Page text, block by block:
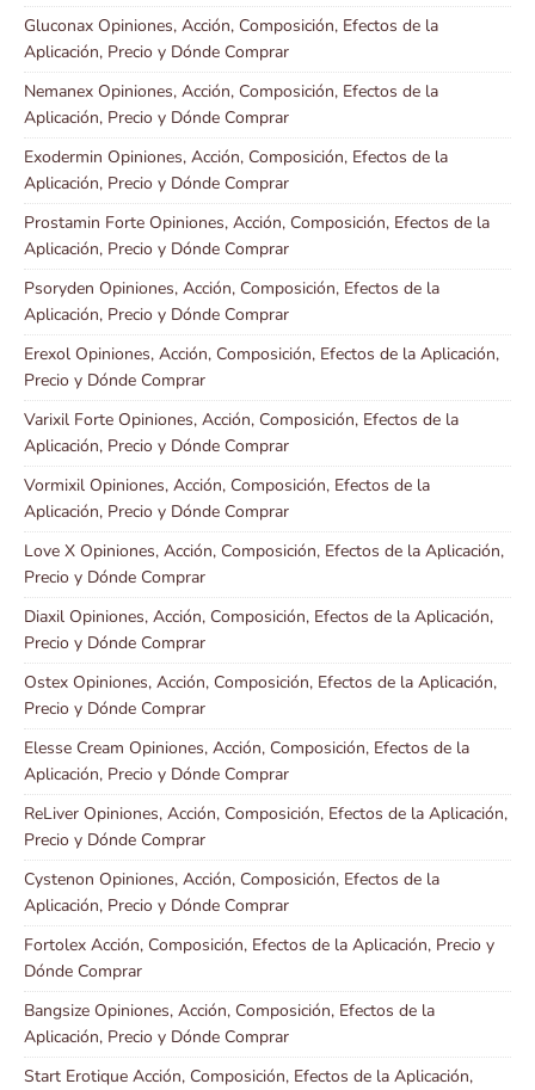
Gluconax Opiniones, Acción, Composición, Efectos de la
Aplicación, Precio y Dónde Comprar
Nemanex Opiniones, Acción, Composición, Efectos de la
Aplicación, Precio y Dónde Comprar
Exodermin Opiniones, Acción, Composición, Efectos de la
Aplicación, Precio y Dónde Comprar
Prostamin Forte Opiniones, Acción, Composición, Efectos de la
Aplicación, Precio y Dónde Comprar
Psoryden Opiniones, Acción, Composición, Efectos de la
Aplicación, Precio y Dónde Comprar
Erexol Opiniones, Acción, Composición, Efectos de la Aplicación,
Precio y Dónde Comprar
Varixil Forte Opiniones, Acción, Composición, Efectos de la
Aplicación, Precio y Dónde Comprar
Vormixil Opiniones, Acción, Composición, Efectos de la
Aplicación, Precio y Dónde Comprar
Love X Opiniones, Acción, Composición, Efectos de la Aplicación,
Precio y Dónde Comprar
Diaxil Opiniones, Acción, Composición, Efectos de la Aplicación,
Precio y Dónde Comprar
Ostex Opiniones, Acción, Composición, Efectos de la Aplicación,
Precio y Dónde Comprar
Elesse Cream Opiniones, Acción, Composición, Efectos de la
Aplicación, Precio y Dónde Comprar
ReLiver Opiniones, Acción, Composición, Efectos de la Aplicación,
Precio y Dónde Comprar
Cystenon Opiniones, Acción, Composición, Efectos de la
Aplicación, Precio y Dónde Comprar
Fortolex Acción, Composición, Efectos de la Aplicación, Precio y
Dónde Comprar
Bangsize Opiniones, Acción, Composición, Efectos de la
Aplicación, Precio y Dónde Comprar
Start Erotique Acción, Composición, Efectos de la Aplicación,